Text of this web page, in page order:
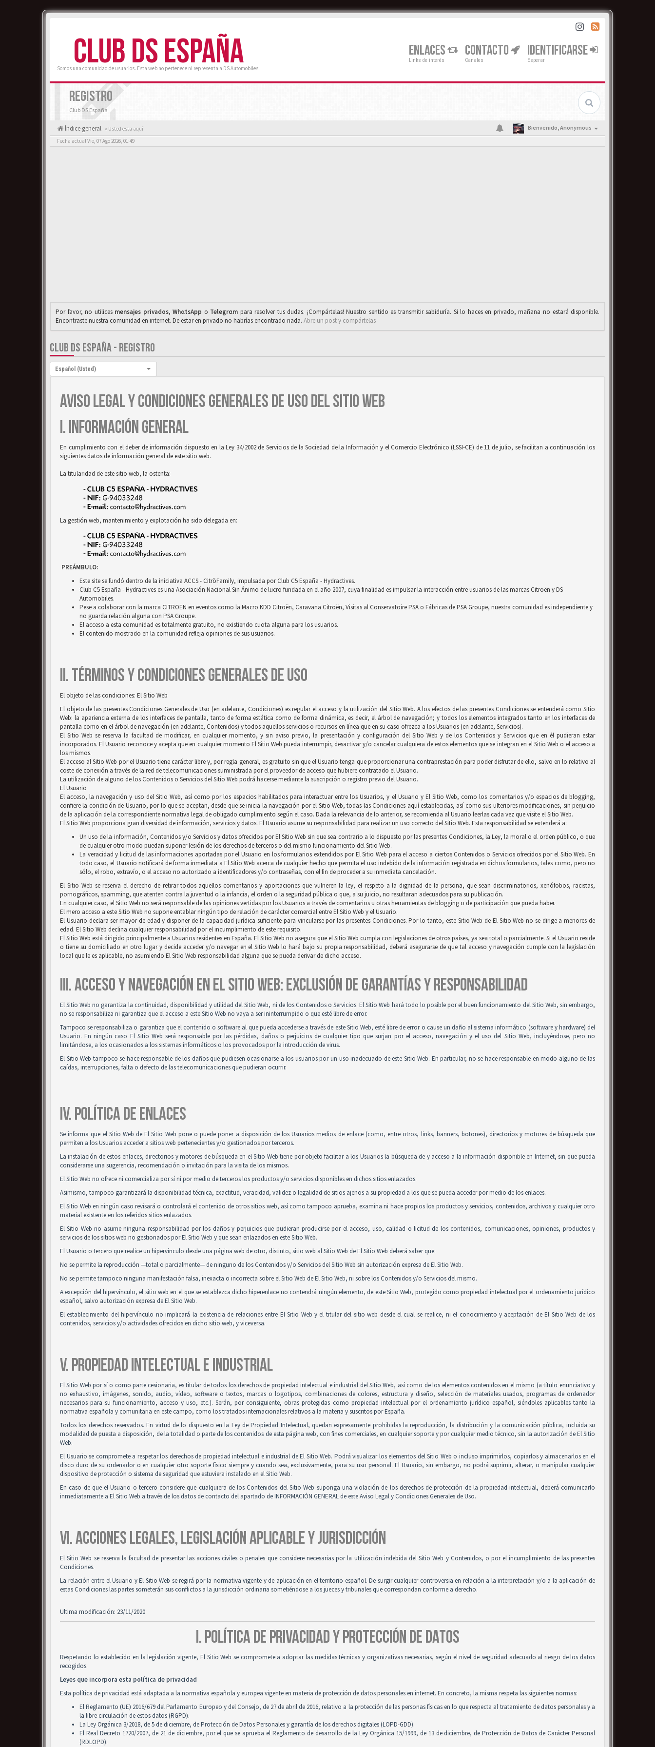
CLUB DS ESPAÑA
Somos una comunidad de usuarios. Esta web no pertenece ni representa a DS Automobiles.
ENLACES
Links de interés
CONTACTO
Canales
IDENTIFICARSE
Esperar
REGISTRO
Club DS España
Índice general « Usted esta aquí Bienvenido,Anonymous
Fecha actual Vie, 07 Ago 2026, 01:49
Por favor, no utilices mensajes privados,WhαtsApp o Telegrαm para resolver tus dudas. ¡Compártelas! Nuestro sentido es transmitir sabiduría. Si lo haces en privado, mañana no estará disponible.
Encontraste nuestra comunidad en internet. De estar en privado no habrías encontrado nada. Abre un post y compártelas
CLUB DS ESPAÑA - REGISTRO
Idioma:
Español (Usted)
AVISO LEGAL Y CONDICIONES GENERALES DE USO DEL SITIO WEB
I. INFORMACIÓN GENERAL
En cumplimiento con el deber de información dispuesto en la Ley 34/2002 de Servicios de la Sociedad de la Información y el Comercio Electrónico (LSSI-CE) de 11 de julio, se facilitan a continuación los
siguientes datos de información general de este sitio web.
La titularidad de este sitio web, la ostenta:
La gestión web, mantenimiento y explotación ha sido delegada en:
PREÁMBULO:
Este site se fundó dentro de la iniciativa ACCS - CitröFamily, impulsada por Club C5 España - Hydractives.
Club C5 España - Hydractives es una Asociación Nacional Sin Ánimo de lucro fundada en el año 2007, cuya finalidad es impulsar la interacción entre usuarios de las marcas Citroën y DS
Automobiles.
Pese a colaborar con la marca CITROEN en eventos como la Macro KDD Citroën, Caravana Citroën, Visitas al Conservatoire PSA o Fábricas de PSA Groupe, nuestra comunidad es independiente y
no guarda relación alguna con PSA Groupe.
El acceso a esta comunidad es totalmente gratuito, no existiendo cuota alguna para los usuarios.
El contenido mostrado en la comunidad refleja opiniones de sus usuarios.
II. TÉRMINOS Y CONDICIONES GENERALES DE USO
El objeto de las condiciones: El Sitio Web
El objeto de las presentes Condiciones Generales de Uso (en adelante, Condiciones) es regular el acceso y la utilización del Sitio Web. A los efectos de las presentes Condiciones se entenderá como Sitio
Web: la apariencia externa de los interfaces de pantalla, tanto de forma estática como de forma dinámica, es decir, el árbol de navegación; y todos los elementos integrados tanto en los interfaces de
pantalla como en el árbol de navegación (en adelante, Contenidos) y todos aquellos servicios o recursos en línea que en su caso ofrezca a los Usuarios (en adelante, Servicios).
El Sitio Web se reserva la facultad de modificar, en cualquier momento, y sin aviso previo, la presentación y configuración del Sitio Web y de los Contenidos y Servicios que en él pudieran estar
incorporados. El Usuario reconoce y acepta que en cualquier momento El Sitio Web pueda interrumpir, desactivar y/o cancelar cualquiera de estos elementos que se integran en el Sitio Web o el acceso a
los mismos.
El acceso al Sitio Web por el Usuario tiene carácter libre y, por regla general, es gratuito sin que el Usuario tenga que proporcionar una contraprestación para poder disfrutar de ello, salvo en lo relativo al
coste de conexión a través de la red de telecomunicaciones suministrada por el proveedor de acceso que hubiere contratado el Usuario.
La utilización de alguno de los Contenidos o Servicios del Sitio Web podrá hacerse mediante la suscripción o registro previo del Usuario.
El Usuario
El acceso, la navegación y uso del Sitio Web, así como por los espacios habilitados para interactuar entre los Usuarios, y el Usuario y El Sitio Web, como los comentarios y/o espacios de blogging,
confiere la condición de Usuario, por lo que se aceptan, desde que se inicia la navegación por el Sitio Web, todas las Condiciones aquí establecidas, así como sus ulteriores modificaciones, sin perjuicio
de la aplicación de la correspondiente normativa legal de obligado cumplimiento según el caso. Dada la relevancia de lo anterior, se recomienda al Usuario leerlas cada vez que visite el Sitio Web.
El Sitio Web proporciona gran diversidad de información, servicios y datos. El Usuario asume su responsabilidad para realizar un uso correcto del Sitio Web. Esta responsabilidad se extenderá a:
Un uso de la información, Contenidos y/o Servicios y datos ofrecidos por El Sitio Web sin que sea contrario a lo dispuesto por las presentes Condiciones, la Ley, la moral o el orden público, o que
de cualquier otro modo puedan suponer lesión de los derechos de terceros o del mismo funcionamiento del Sitio Web.
La veracidad y licitud de las informaciones aportadas por el Usuario en los formularios extendidos por El Sitio Web para el acceso a ciertos Contenidos o Servicios ofrecidos por el Sitio Web. En
todo caso, el Usuario notificará de forma inmediata a El Sitio Web acerca de cualquier hecho que permita el uso indebido de la información registrada en dichos formularios, tales como, pero no
sólo, el robo, extravío, o el acceso no autorizado a identificadores y/o contraseñas, con el fin de proceder a su inmediata cancelación.
El Sitio Web se reserva el derecho de retirar todos aquellos comentarios y aportaciones que vulneren la ley, el respeto a la dignidad de la persona, que sean discriminatorios, xenófobos, racistas,
pornográficos, spamming, que atenten contra la juventud o la infancia, el orden o la seguridad pública o que, a su juicio, no resultaran adecuados para su publicación.
En cualquier caso, el Sitio Web no será responsable de las opiniones vertidas por los Usuarios a través de comentarios u otras herramientas de blogging o de participación que pueda haber.
El mero acceso a este Sitio Web no supone entablar ningún tipo de relación de carácter comercial entre El Sitio Web y el Usuario.
El Usuario declara ser mayor de edad y disponer de la capacidad jurídica suficiente para vincularse por las presentes Condiciones. Por lo tanto, este Sitio Web de El Sitio Web no se dirige a menores de
edad. El Sitio Web declina cualquier responsabilidad por el incumplimiento de este requisito.
El Sitio Web está dirigido principalmente a Usuarios residentes en España. El Sitio Web no asegura que el Sitio Web cumpla con legislaciones de otros países, ya sea total o parcialmente. Si el Usuario reside
o tiene su domiciliado en otro lugar y decide acceder y/o navegar en el Sitio Web lo hará bajo su propia responsabilidad, deberá asegurarse de que tal acceso y navegación cumple con la legislación
local que le es aplicable, no asumiendo El Sitio Web responsabilidad alguna que se pueda derivar de dicho acceso.
III. ACCESO Y NAVEGACIÓN EN EL SITIO WEB: EXCLUSIÓN DE GARANTÍAS Y RESPONSABILIDAD
El Sitio Web no garantiza la continuidad, disponibilidad y utilidad del Sitio Web, ni de los Contenidos o Servicios. El Sitio Web hará todo lo posible por el buen funcionamiento del Sitio Web, sin embargo,
no se responsabiliza ni garantiza que el acceso a este Sitio Web no vaya a ser ininterrumpido o que esté libre de error.
Tampoco se responsabiliza o garantiza que el contenido o software al que pueda accederse a través de este Sitio Web, esté libre de error o cause un daño al sistema informático (software y hardware) del
Usuario. En ningún caso El Sitio Web será responsable por las pérdidas, daños o perjuicios de cualquier tipo que surjan por el acceso, navegación y el uso del Sitio Web, incluyéndose, pero no
limitándose, a los ocasionados a los sistemas informáticos o los provocados por la introducción de virus.
El Sitio Web tampoco se hace responsable de los daños que pudiesen ocasionarse a los usuarios por un uso inadecuado de este Sitio Web. En particular, no se hace responsable en modo alguno de las
caídas, interrupciones, falta o defecto de las telecomunicaciones que pudieran ocurrir.
IV. POLÍTICA DE ENLACES
Se informa que el Sitio Web de El Sitio Web pone o puede poner a disposición de los Usuarios medios de enlace (como, entre otros, links, banners, botones), directorios y motores de búsqueda que
permiten a los Usuarios acceder a sitios web pertenecientes y/o gestionados por terceros.
La instalación de estos enlaces, directorios y motores de búsqueda en el Sitio Web tiene por objeto facilitar a los Usuarios la búsqueda de y acceso a la información disponible en Internet, sin que pueda
considerarse una sugerencia, recomendación o invitación para la visita de los mismos.
El Sitio Web no ofrece ni comercializa por sí ni por medio de terceros los productos y/o servicios disponibles en dichos sitios enlazados.
Asimismo, tampoco garantizará la disponibilidad técnica, exactitud, veracidad, validez o legalidad de sitios ajenos a su propiedad a los que se pueda acceder por medio de los enlaces.
El Sitio Web en ningún caso revisará o controlará el contenido de otros sitios web, así como tampoco aprueba, examina ni hace propios los productos y servicios, contenidos, archivos y cualquier otro
material existente en los referidos sitios enlazados.
El Sitio Web no asume ninguna responsabilidad por los daños y perjuicios que pudieran producirse por el acceso, uso, calidad o licitud de los contenidos, comunicaciones, opiniones, productos y
servicios de los sitios web no gestionados por El Sitio Web y que sean enlazados en este Sitio Web.
El Usuario o tercero que realice un hipervínculo desde una página web de otro, distinto, sitio web al Sitio Web de El Sitio Web deberá saber que:
No se permite la reproducción —total o parcialmente— de ninguno de los Contenidos y/o Servicios del Sitio Web sin autorización expresa de El Sitio Web.
No se permite tampoco ninguna manifestación falsa, inexacta o incorrecta sobre el Sitio Web de El Sitio Web, ni sobre los Contenidos y/o Servicios del mismo.
A excepción del hipervínculo, el sitio web en el que se establezca dicho hiperenlace no contendrá ningún elemento, de este Sitio Web, protegido como propiedad intelectual por el ordenamiento jurídico
español, salvo autorización expresa de El Sitio Web.
El establecimiento del hipervínculo no implicará la existencia de relaciones entre El Sitio Web y el titular del sitio web desde el cual se realice, ni el conocimiento y aceptación de El Sitio Web de los
contenidos, servicios y/o actividades ofrecidos en dicho sitio web, y viceversa.
V. PROPIEDAD INTELECTUAL E INDUSTRIAL
El Sitio Web por sí o como parte cesionaria, es titular de todos los derechos de propiedad intelectual e industrial del Sitio Web, así como de los elementos contenidos en el mismo (a título enunciativo y
no exhaustivo, imágenes, sonido, audio, vídeo, software o textos, marcas o logotipos, combinaciones de colores, estructura y diseño, selección de materiales usados, programas de ordenador
necesarios para su funcionamiento, acceso y uso, etc.). Serán, por consiguiente, obras protegidas como propiedad intelectual por el ordenamiento jurídico español, siéndoles aplicables tanto la
normativa española y comunitaria en este campo, como los tratados internacionales relativos a la materia y suscritos por España.
Todos los derechos reservados. En virtud de lo dispuesto en la Ley de Propiedad Intelectual, quedan expresamente prohibidas la reproducción, la distribución y la comunicación pública, incluida su
modalidad de puesta a disposición, de la totalidad o parte de los contenidos de esta página web, con fines comerciales, en cualquier soporte y por cualquier medio técnico, sin la autorización de El Sitio
Web.
El Usuario se compromete a respetar los derechos de propiedad intelectual e industrial de El Sitio Web. Podrá visualizar los elementos del Sitio Web o incluso imprimirlos, copiarlos y almacenarlos en el
disco duro de su ordenador o en cualquier otro soporte físico siempre y cuando sea, exclusivamente, para su uso personal. El Usuario, sin embargo, no podrá suprimir, alterar, o manipular cualquier
dispositivo de protección o sistema de seguridad que estuviera instalado en el Sitio Web.
En caso de que el Usuario o tercero considere que cualquiera de los Contenidos del Sitio Web suponga una violación de los derechos de protección de la propiedad intelectual, deberá comunicarlo
inmediatamente a El Sitio Web a través de los datos de contacto del apartado de INFORMACIÓN GENERAL de este Aviso Legal y Condiciones Generales de Uso.
VI. ACCIONES LEGALES, LEGISLACIÓN APLICABLE Y JURISDICCIÓN
El Sitio Web se reserva la facultad de presentar las acciones civiles o penales que considere necesarias por la utilización indebida del Sitio Web y Contenidos, o por el incumplimiento de las presentes
Condiciones.
La relación entre el Usuario y El Sitio Web se regirá por la normativa vigente y de aplicación en el territorio español. De surgir cualquier controversia en relación a la interpretación y/o a la aplicación de
estas Condiciones las partes someterán sus conflictos a la jurisdicción ordinaria sometiéndose a los jueces y tribunales que correspondan conforme a derecho.
Ultima modificación: 23/11/2020
I. POLÍTICA DE PRIVACIDAD Y PROTECCIÓN DE DATOS
Respetando lo establecido en la legislación vigente, El Sitio Web se compromete a adoptar las medidas técnicas y organizativas necesarias, según el nivel de seguridad adecuado al riesgo de los datos
recogidos.
Leyes que incorpora esta política de privacidad
Esta política de privacidad está adaptada a la normativa española y europea vigente en materia de protección de datos personales en internet. En concreto, la misma respeta las siguientes normas:
El Reglamento (UE) 2016/679 del Parlamento Europeo y del Consejo, de 27 de abril de 2016, relativo a la protección de las personas físicas en lo que respecta al tratamiento de datos personales y a
la libre circulación de estos datos (RGPD).
La Ley Orgánica 3/2018, de 5 de diciembre, de Protección de Datos Personales y garantía de los derechos digitales (LOPD-GDD).
El Real Decreto 1720/2007, de 21 de diciembre, por el que se aprueba el Reglamento de desarrollo de la Ley Orgánica 15/1999, de 13 de diciembre, de Protección de Datos de Carácter Personal
(RDLOPD).